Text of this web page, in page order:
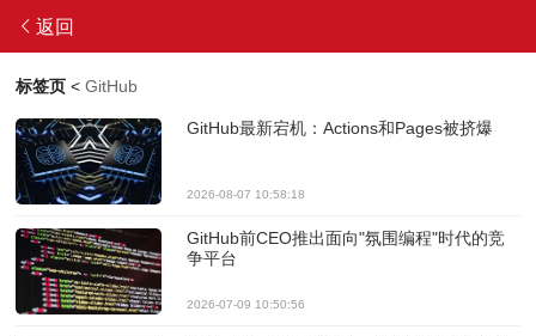
返回
标签页 <GitHub
GitHub最新宕机：Actions和Pages被挤爆
2026-08-07 10:58:18
GitHub前CEO推出面向"氛围编程"时代的竞
争平台
2026-07-09 10:50:56